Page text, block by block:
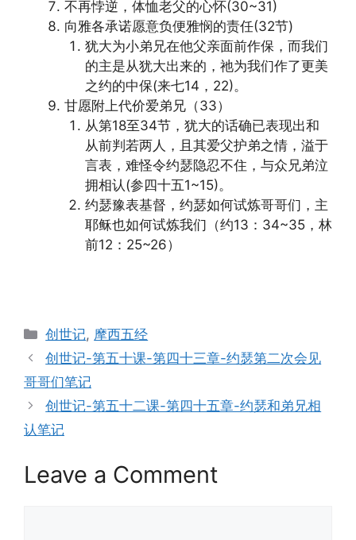
不再悖逆，体恤老父的心怀(30~31)
向雅各承诺愿意负便雅悯的责任(32节)
犹大为小弟兄在他父亲面前作保，而我们
的主是从犹大出来的，祂为我们作了更美
之约的中保(来七14，22)。
甘愿附上代价爱弟兄（33）
从第18至34节，犹大的话确已表现出和
从前判若两人，且其爱父护弟之情，溢于
言表，难怪令约瑟隐忍不住，与众兄弟泣
拥相认(参四十五1~15)。
约瑟豫表基督，约瑟如何试炼哥哥们，主
耶稣也如何试炼我们（约13：34~35，林
前12：25~26）
Categories
创世记, 摩西五经
创世记-第五十课-第四十三章-约瑟第二次会见
哥哥们笔记
创世记-第五十二课-第四十五章-约瑟和弟兄相
认笔记
Leave a Comment